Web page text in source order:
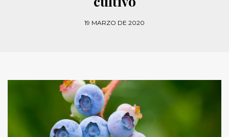
19 MARZO DE 2020